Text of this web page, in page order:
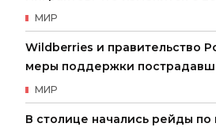
МИР
Wildberries и правительство
меры поддержки
МИР
В столице начались рейды